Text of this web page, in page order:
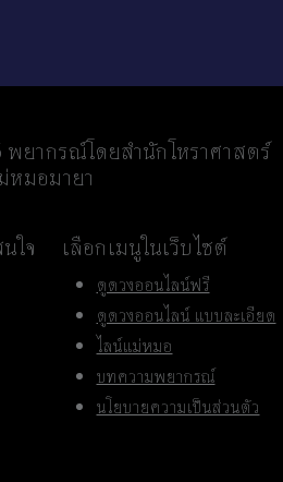
ยากรณ์โดยสำนักโหราศาสตร์
หมอมายา
ใจ เลือกเมนูในเว็บไซต์
ดูดวงออนไลน์ฟรี
ดูดวงออนไลน์ แบบละเอียด
ไลน์แม่หมอ
บทความพยากรณ์
นโยบายความเป็นส่วนตัว